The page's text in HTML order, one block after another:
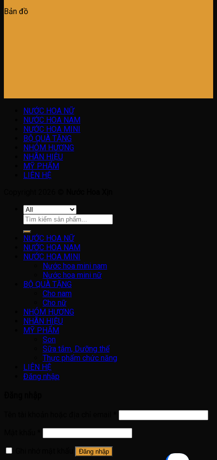
Bản đồ
NƯỚC HOA NỮ
NƯỚC HOA NAM
NƯỚC HOA MINI
BỘ QUÀ TẶNG
NHÓM HƯƠNG
NHÃN HIỆU
MỸ PHẨM
LIÊN HỆ
Tìm
NƯỚC HOA NỮ
NƯỚC HOA NAM
NƯỚC HOA MINI
Nước hoa mini nam
Nước hoa mini nữ
BỘ QUÀ TẶNG
Cho nam
Cho nữ
NHÓM HƯƠNG
NHÃN HIỆU
MỸ PHẨM
Son
Sữa tắm, Dưỡng thể
Thực phẩm chức năng
LIÊN HỆ
Đăng nhập
Đăng nhập